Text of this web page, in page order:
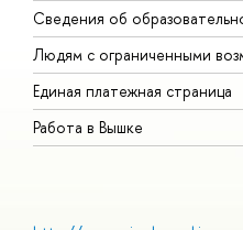
Сведения об
Людям с ограниченными
Единая платежная страница
Работа в Вышке